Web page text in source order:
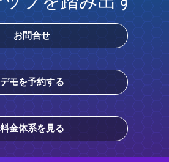
お問合せ
デモを予約する
料金体系を見る